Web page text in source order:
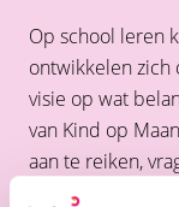
Op school leren
ontwikkelen zich
visie op wat
van Kind op
aan te reiken,
prikkelen.